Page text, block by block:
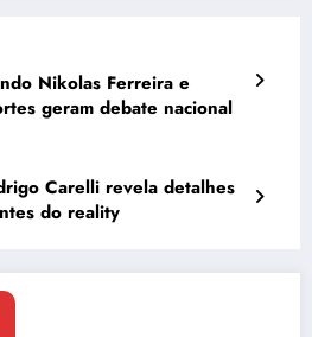
Nikolas Ferreira e
geram debate nacional
Carelli revela detalhes
do reality